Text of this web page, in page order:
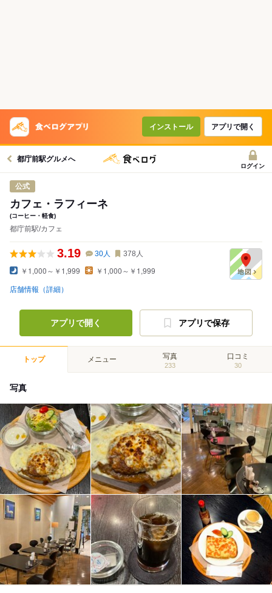
インストール アプリで開く
都庁前駅グルメへ
ログイン
公式
カフェ・ラフィーネ
(コーヒー・軽食)
都庁前駅/カフェ
3.19 30人 378 人
￥1,000～￥1,999 ￥1,000～￥1,999
店舗情報（詳細）
アプリで開く アプリで保存
トップ メニュー 写真
233
口コミ
30
写真